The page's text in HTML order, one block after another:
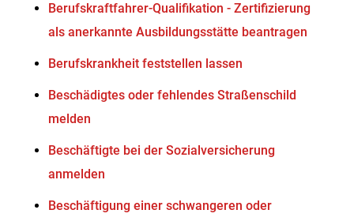
Berufskraftfahrer-Qualifikation - Zertifizierung
als anerkannte Ausbildungsstätte beantragen
Berufskrankheit feststellen lassen
Beschädigtes oder fehlendes Straßenschild
melden
Beschäftigte bei der Sozialversicherung
anmelden
Beschäftigung einer schwangeren oder